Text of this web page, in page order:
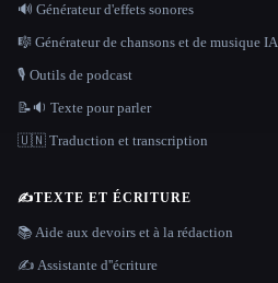
🔊 Générateur d'effets sonores
🎼 Générateur de chansons et de musique IA
🎙️ Outils de podcast
📝🔉 Texte pour parler
🇺🇳 Traduction et transcription
✍️TEXTE ET ÉCRITURE
📚 Aide aux devoirs et à la rédaction
✍️ Assistante d''écriture